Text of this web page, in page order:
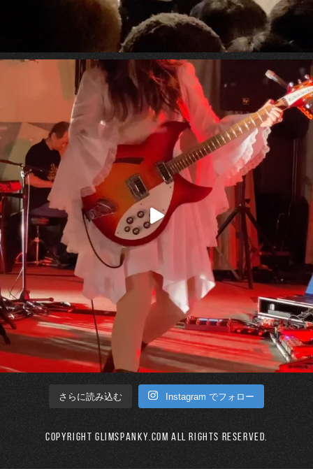
さらに読み込む Instagram でフォロー
Copyright GLIMSPANKY.COM All Rights Reserved.